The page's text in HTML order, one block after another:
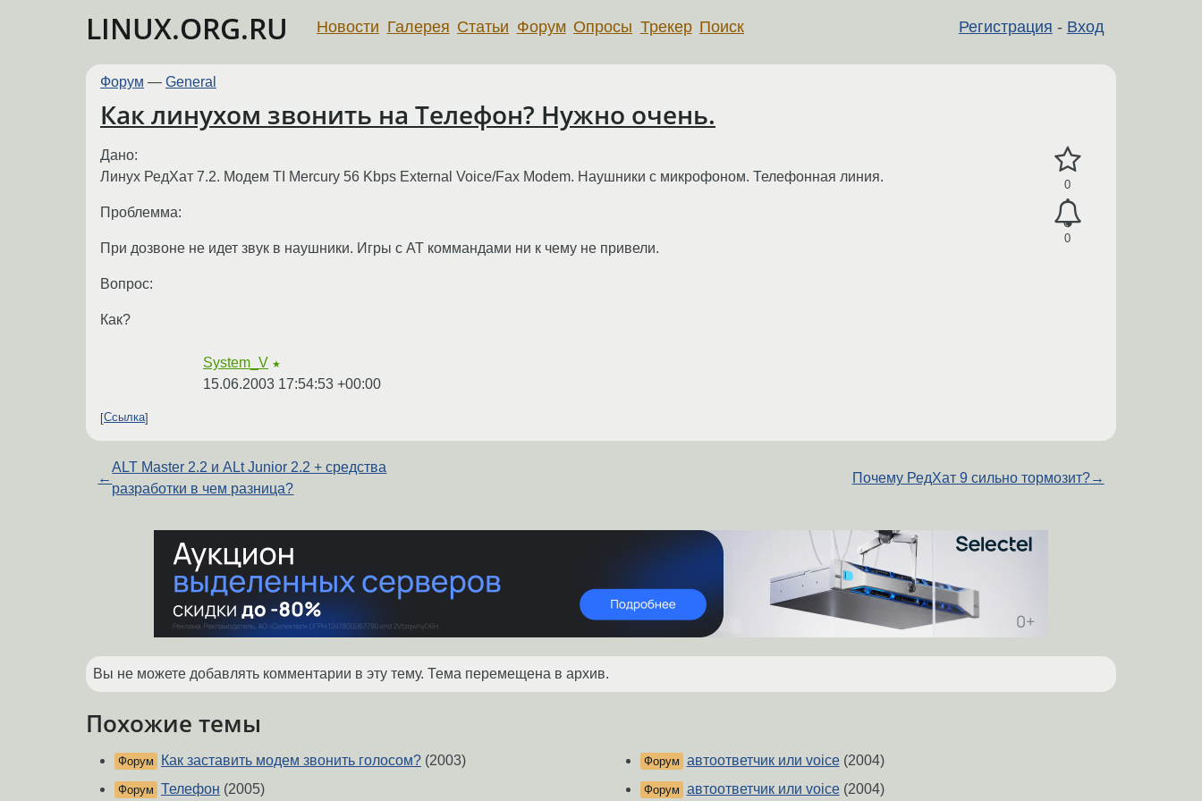
LINUX.ORG.RU Регистрация - Вход
Новости Галерея Статьи Форум Опросы Трекер Поиск
Форум — General
Как линухом звонить на Телефон? Нужно очень.
0
0
Дано:
Линух РедХат 7.2. Модем TI Mercury 56 Kbps External Voice/Fax Modem. Наушники с микрофоном. Телефонная линия.
Проблемма:
При дозвоне не идет звук в наушники. Игры с AT коммандами ни к чему не привели.
Вопрос:
Как?
System_V ★
15.06.2003 17:54:53 +00:00
Ссылка
←
ALT Master 2.2 и ALt Junior 2.2 + средства
разработки в чем разница?
Почему РедХат 9 сильно тормозит?→
Вы не можете добавлять комментарии в эту тему. Тема перемещена в архив.
Похожие темы
Форум Как заставить модем звонить голосом? (2003)
Форум Телефон (2005)
Форум автоответчик или voice(2004)
Форум автоответчик или voice(2004)